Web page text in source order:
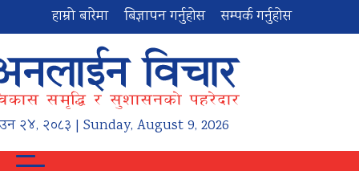
हाम्रो बारेमा बिज्ञापन गर्नुहोस सम्पर्क गर्नुहोस
२४, २०८३ | Sunday, August 9, 2026